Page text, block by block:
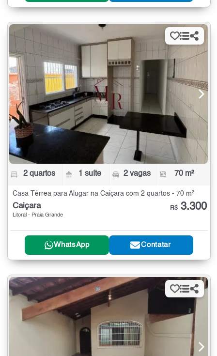
2 quartos 1 suíte 2 vagas 70 m²
Casa Térrea para Alugar na Caiçara com 2 quartos - 70 m²
Caiçara
Litoral - Praia Grande
R$ 3.300
WhatsApp Contatar